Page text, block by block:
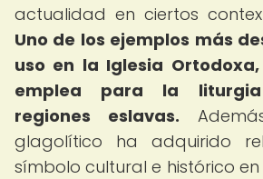
actualidad en ciertos
Uno de los ejemplos más
uso en la Iglesia
emplea para la
regiones eslavas.
glagolítico ha adquirido
símbolo cultural e histórico